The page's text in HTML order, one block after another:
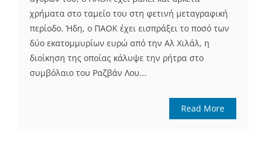
χρήματα στο ταμείο του στη φετινή μεταγραφική
περίοδο. Ήδη, ο ΠΑΟΚ έχει εισπράξει το ποσό των
δύο εκατομμυρίων ευρώ από την Αλ Χιλάλ, η
διοίκηση της οποίας κάλυψε την ρήτρα στο
συμβόλαιο του Ραζβάν Λου...
Read More